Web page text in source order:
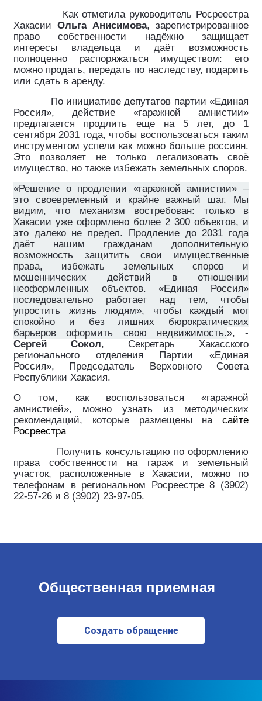
Как отметила руководитель Росреестра
Хакасии Ольга Анисимова, зарегистрированное
право собственности надёжно защищает
интересы владельца и даёт возможность
полноценно распоряжаться имуществом: его
можно продать, передать по наследству, подарить
или сдать в аренду.
По инициативе депутатов партии «Единая
Россия», действие «гаражной амнистии»
предлагается продлить еще на 5 лет, до 1
сентября 2031 года, чтобы воспользоваться таким
инструментом успели как можно больше россиян.
Это позволяет не только легализовать своё
имущество, но также избежать земельных споров.
«Решение о продлении «гаражной амнистии» –
это своевременный и крайне важный шаг. Мы
видим, что механизм востребован: только в
Хакасии уже оформлено более 2 300 объектов, и
это далеко не предел. Продление до 2031 года
даёт нашим гражданам дополнительную
возможность защитить свои имущественные
права, избежать земельных споров и
мошеннических действий в отношении
неоформленных объектов. «Единая Россия»
последовательно работает над тем, чтобы
упростить жизнь людям», чтобы каждый мог
спокойно и без лишних бюрократических
барьеров оформить свою недвижимость.», ­-
Сергей Сокол, Секретарь Хакасского
регионального отделения Партии «Единая
Россия», Председатель Верховного Совета
Республики Хакасия.
О том, как воспользоваться «гаражной
амнистией», можно узнать из методических
рекомендаций, которые размещены на сайте
Росреестра
Получить консультацию по оформлению
права собственности на гараж и земельный
участок, расположенные в Хакасии, можно по
телефонам в региональном Росреестре 8 (3902)
22-57-26 и 8 (3902) 23-97-05.
Общественная приемная
Создать обращение